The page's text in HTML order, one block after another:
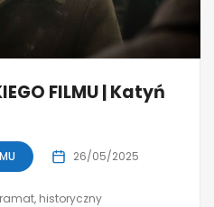
FILMU | Katyń
26/05/2025
historyczny